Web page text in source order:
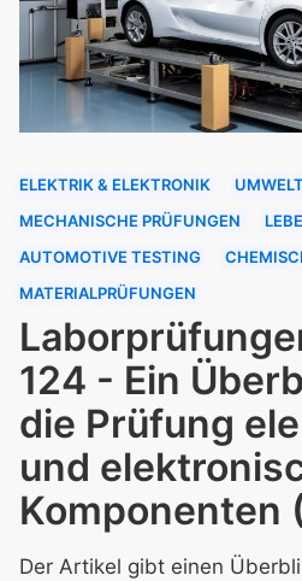
ELEKTRIK & ELEKTRONIK
MECHANISCHE PRÜFUNGEN
AUTOMOTIVE TESTING
MATERIALPRÜFUNGEN
124 - Ein
die Prüfung
und
Komponenten
Der Artikel gibt einen